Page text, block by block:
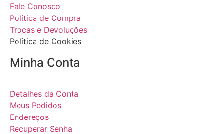
Fale Conosco
Política de Compra
Trocas e Devoluções
Política de Cookies
Minha Conta
Detalhes da Conta
Meus Pedidos
Endereços
Recuperar Senha